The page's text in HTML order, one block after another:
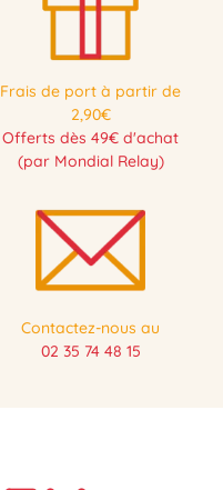
Frais de port à partir de
2,90€
Offerts dès 49€ d'achat
(par Mondial Relay)
Contactez-nous au
02 35 74 48 15